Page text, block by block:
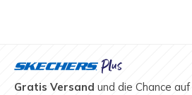
Gratis Versand und die Chance auf